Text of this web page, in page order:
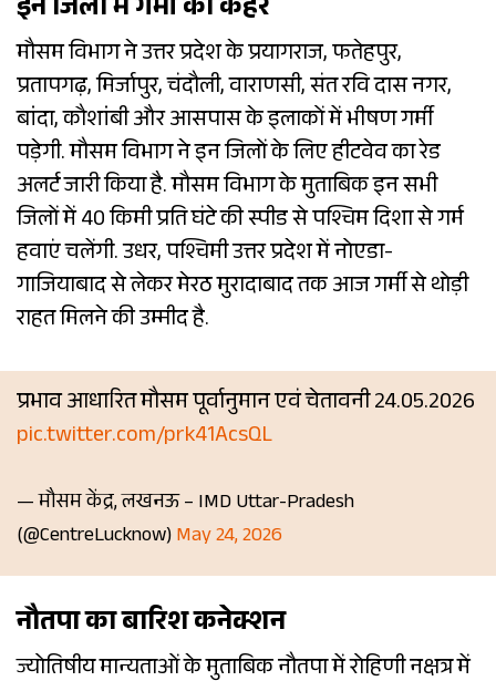
इन जिलों में गर्मी का कहर
मौसम विभाग ने उत्तर प्रदेश के प्रयागराज, फतेहपुर,
प्रतापगढ़, मिर्जापुर, चंदौली, वाराणसी, संत रवि दास नगर,
बांदा, कौशांबी और आसपास के इलाकों में भीषण गर्मी
पड़ेगी. मौसम विभाग ने इन जिलों के लिए हीटवेव का रेड
अलर्ट जारी किया है. मौसम विभाग के मुताबिक इन सभी
जिलों में 40 किमी प्रति घंटे की स्पीड से पश्चिम दिशा से गर्म
हवाएं चलेंगी. उधर, पश्चिमी उत्तर प्रदेश में नोएडा-
गाजियाबाद से लेकर मेरठ मुरादाबाद तक आज गर्मी से थोड़ी
राहत मिलने की उम्मीद है.
प्रभाव आधारित मौसम पूर्वानुमान एवं चेतावनी 24.05.2026
pic.twitter.com/prk41AcsQL
— मौसम केंद्र, लखनऊ – IMD Uttar-Pradesh
(@CentreLucknow)May 24, 2026
नौतपा का बारिश कनेक्शन
ज्योतिषीय मान्यताओं के मुताबिक नौतपा में रोहिणी नक्षत्र में